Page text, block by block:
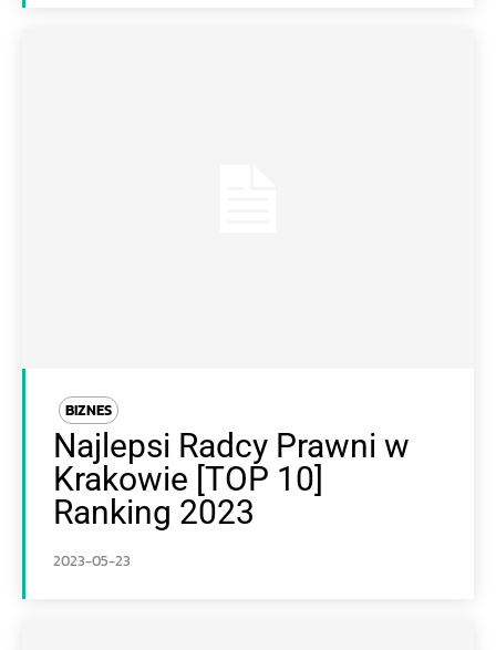
BIZNES
Najlepsi Radcy Prawni w
Krakowie [TOP 10]
Ranking 2023
2023-05-23